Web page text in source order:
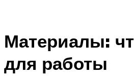
Материалы:
для работы